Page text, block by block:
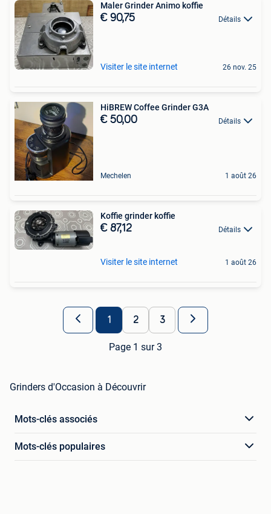
Maler Grinder Animo koffie
€ 90,75 Détails
Visiter le site internet 26 nov. 25
HiBREW Coffee Grinder G3A
€ 50,00 Détails
Mechelen 1 août 26
Koffie grinder koffie
€ 87,12 Détails
Visiter le site internet 1 août 26
1 2 3
Page 1 sur 3
Grinders d'Occasion à Découvrir
Mots-clés associés
Mots-clés populaires